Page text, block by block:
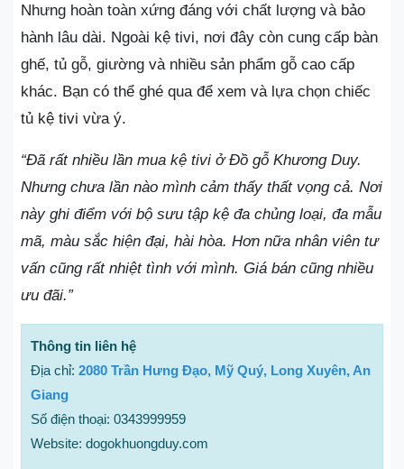
Nhưng hoàn toàn xứng đáng với chất lượng và bảo
hành lâu dài. Ngoài kệ tivi, nơi đây còn cung cấp bàn
ghế, tủ gỗ, giường và nhiều sản phẩm gỗ cao cấp
khác. Bạn có thể ghé qua để xem và lựa chọn chiếc
tủ kệ tivi vừa ý.
“Đã rất nhiều lần mua kệ tivi ở Đồ gỗ Khương Duy.
Nhưng chưa lần nào mình cảm thấy thất vọng cả. Nơi
này ghi điểm với bộ sưu tập kệ đa chủng loại, đa mẫu
mã, màu sắc hiện đại, hài hòa. Hơn nữa nhân viên tư
vấn cũng rất nhiệt tình với mình. Giá bán cũng nhiều
ưu đãi.”
Thông tin liên hệ
Địa chỉ: 2080 Trần Hưng Đạo, Mỹ Quý, Long Xuyên, An
Giang
Số điện thoại: 0343999959
Website: dogokhuongduy.com